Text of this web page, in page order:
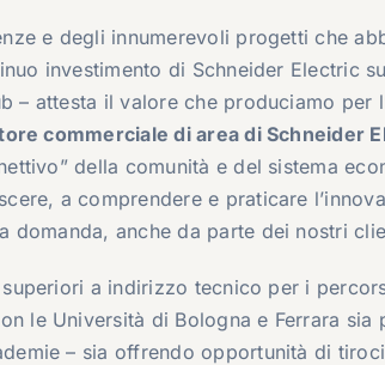
e degli innumerevoli progetti che
investimento di Schneider Electric
– attesta il valore che produciamo per
commerciale di area di Schneider
della comunità e del sistema
a comprendere e praticare
anche da parte dei nostri
a indirizzo tecnico per i
le Università di Bologna e Ferrara
– sia offrendo opportunità di